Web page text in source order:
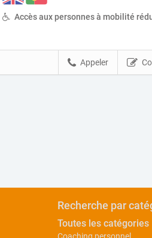
Accès aux personnes à mobilité
Appeler
Recherche par
Toutes les catégories